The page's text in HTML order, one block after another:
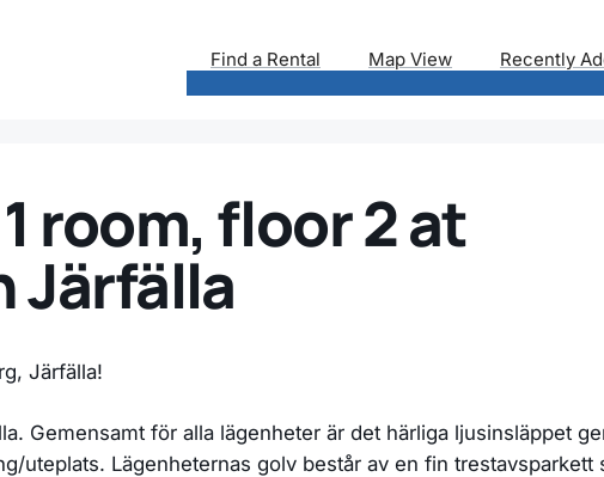
Find a Rental Map View Recently
room, floor 2 at
Järfälla
Järfälla!
Gemensamt för alla lägenheter är det härliga ljusinsläppet
uteplats. Lägenheternas golv består av en fin trestavsparkett